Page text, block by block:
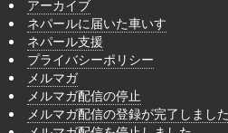
アーカイブ
ネパールに届いた車いす
ネパール支援
プライバシーポリシー
メルマガ
メルマガ配信の停止
メルマガ配信の登録が完了しました